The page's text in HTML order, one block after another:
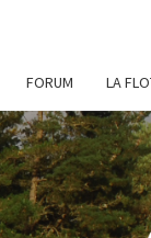
FORUM LA